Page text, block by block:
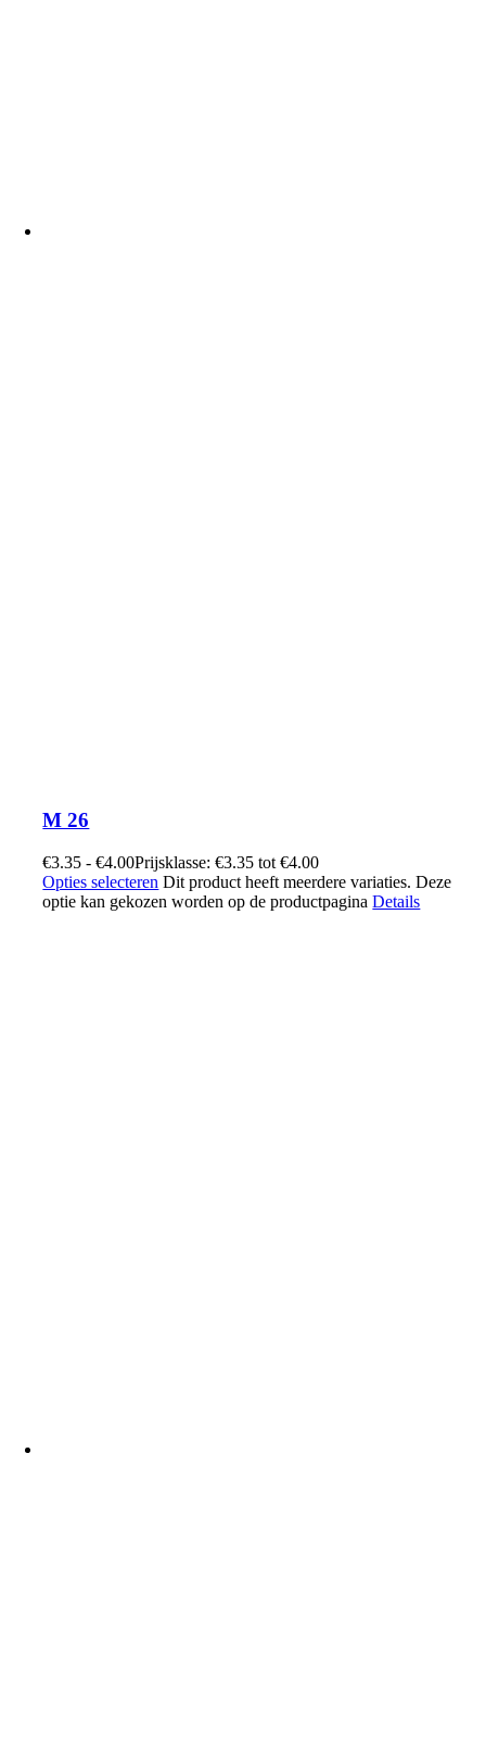
M 26
€3.35 - €4.00Prijsklasse: €3.35 tot €4.00
Opties selecteren Dit product heeft meerdere variaties. Deze
optie kan gekozen worden op de productpaginaDetails